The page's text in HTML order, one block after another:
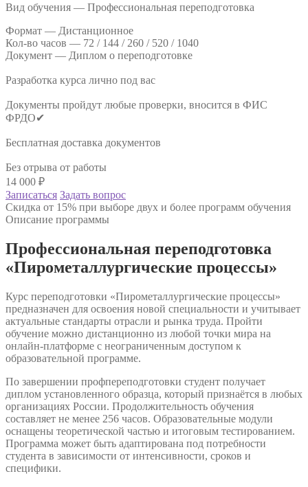
Вид обучения — Профессиональная переподготовка
Формат — Дистанционное
Кол-во часов — 72 / 144 / 260 / 520 / 1040
Документ — Диплом о переподготовке
Разработка курса лично под вас
Документы пройдут любые проверки, вносится в ФИС
ФРДО✔
Бесплатная доставка документов
Без отрыва от работы
14 000 ₽
Записаться Задать вопрос
Скидка от 15% при выборе двух и более программ обучения
Описание программы
Профессиональная переподготовка
«Пирометаллургические процессы»
Курс переподготовки «Пирометаллургические процессы»
предназначен для освоения новой специальности и учитывает
актуальные стандарты отрасли и рынка труда. Пройти
обучение можно дистанционно из любой точки мира на
онлайн-платформе с неограниченным доступом к
образовательной программе.
По завершении профпереподготовки студент получает
диплом установленного образца, который признаётся в любых
организациях России. Продолжительность обучения
составляет не менее 256 часов. Образовательные модули
оснащены теоретической частью и итоговым тестированием.
Программа может быть адаптирована под потребности
студента в зависимости от интенсивности, сроков и
специфики.